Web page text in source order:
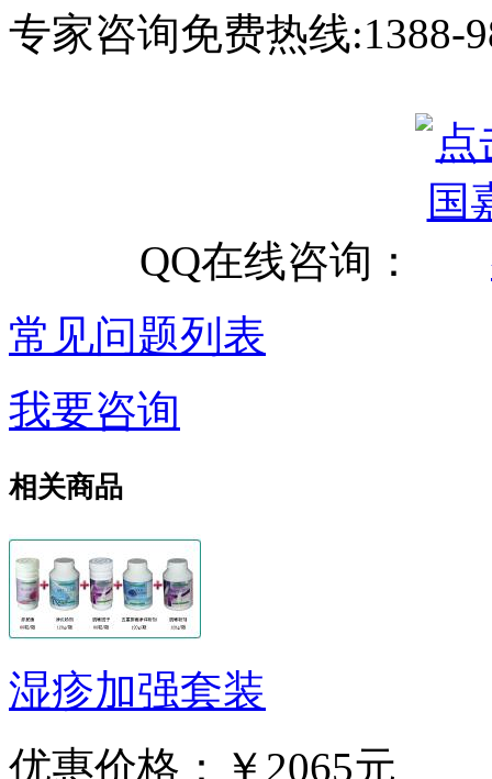
专家咨询免费热线:1388-
QQ在线咨询：
常见问题列表
我要咨询
相关商品
湿疹加强套装
优惠价格：
￥2065元